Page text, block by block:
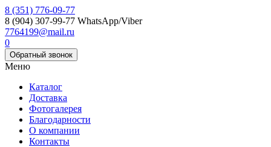
8 (351) 776-09-77
8 (904) 307-99-77 WhatsApp/Viber
7764199@mail.ru
0
Обратный звонок
Меню
Каталог
Доставка
Фотогалерея
Благодарности
О компании
Контакты